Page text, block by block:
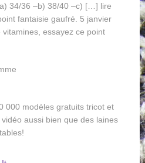
34/36 –b) 38/40 –c) […] lire
fantaisie gaufré. 5 janvier
essayez ce point
000 modèles gratuits tricot et
aussi bien que des laines